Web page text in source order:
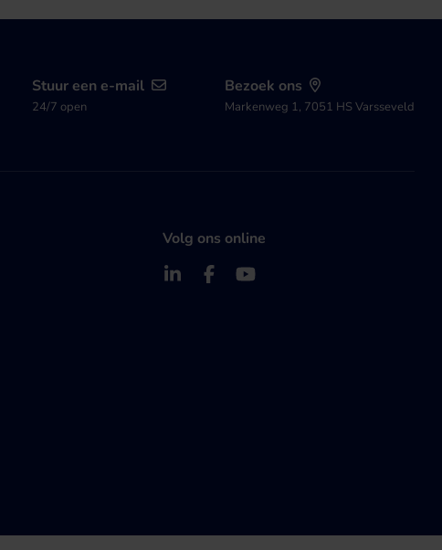
Stuur een e-mail
24/7 open
Bezoek ons
Markenweg 1, 7051 HS Varsseveld
Volg ons online